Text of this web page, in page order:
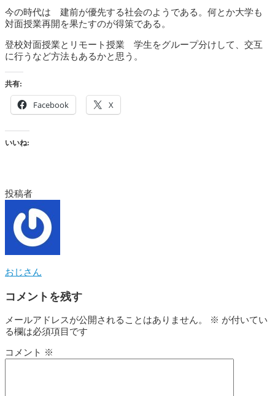
今の時代は 建前が優先する社会のようである。何とか大学も
対面授業再開を果たすのが得策である。
登校対面授業とリモート授業 学生をグループ分けして、交互
に行うなど方法もあるかと思う。
共有:
Facebook X
いいね:
投稿者
おじさん
コメントを残す
メールアドレスが公開されることはありません。 ※ が付いてい
る欄は必須項目です
コメント ※